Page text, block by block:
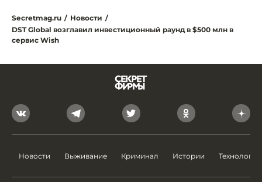
Secretmag.ru / Новости /
DST Global возглавил инвестиционный раунд в $500 млн в
сервис Wish
Новости Выживание Криминал Истории Технологии